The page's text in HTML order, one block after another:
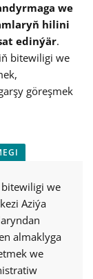
we
hilini
edinýär.
bitewiligi we
göreşmek
we
Aziýa
almaklyga
we